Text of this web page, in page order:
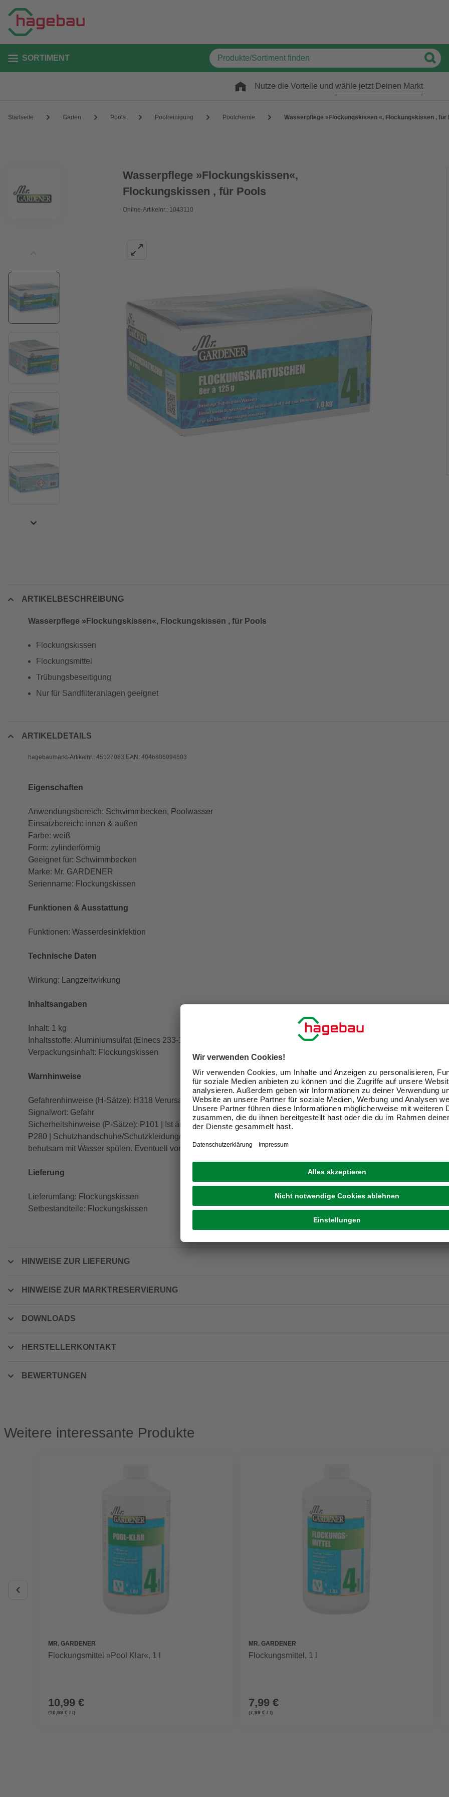
SORTIMENT
Nutze die Vorteile und wähle jetzt Deinen Markt
Startseite Garten Pools Poolreinigung Poolchemie Wasserpflege »Flockungskissen «, Flockungskissen , für
Wasserpflege »Flockungskissen«,
Flockungskissen , für Pools
Online-Artikelnr.: 1043110
ARTIKELBESCHREIBUNG
Wasserpflege »Flockungskissen«, Flockungskissen , für Pools
Flockungskissen
Flockungsmittel
Trübungsbeseitigung
Nur für Sandfilteranlagen geeignet
ARTIKELDETAILS
hagebaumarkt-Artikelnr.: 45127083 EAN: 4046806094603
Eigenschaften
Anwendungsbereich: Schwimmbecken, Poolwasser
Einsatzbereich: innen & außen
Farbe: weiß
Form: zylinderförmig
Geeignet für: Schwimmbecken
Marke: Mr. GARDENER
Serienname: Flockungskissen
Funktionen & Ausstattung
Funktionen: Wasserdesinkfektion
Technische Daten
Wirkung: Langzeitwirkung
Inhaltsangaben
Inhalt: 1 kg
Inhaltsstoffe: Aluminiumsulfat (Einecs 233-135-0)
Verpackungsinhalt: Flockungskissen
Warnhinweise
Gefahrenhinweise (H-Sätze): H318 Verursacht schwere Augenschäden.
Signalwort: Gefahr
Sicherheitshinweise (P-Sätze): P101 | Ist ärztlicher Rat erforderlich, Verpackung oder Kennzeichnungsetikett
P280 | Schutzhandschuhe/Schutzkleidung/Augenschutz/Gesichtsschutz/Gehörschutz/... tragen., P305+P351+P338 |
behutsam mit Wasser spülen. Eventuell vorhandene Kontaktlinsen nach Möglichkeit entfernen. Weiter spülen., P310 |
Lieferung
Lieferumfang: Flockungskissen
Setbestandteile: Flockungskissen
HINWEISE ZUR LIEFERUNG
HINWEISE ZUR MARKTRESERVIERUNG
DOWNLOADS
HERSTELLERKONTAKT
BEWERTUNGEN
Weitere interessante Produkte
MR. GARDENER
Flockungsmittel »Pool Klar«, 1 l
10,99 €
(10,99 € / l)
MR. GARDENER
Flockungsmittel, 1 l
7,99 €
(7,99 € / l)